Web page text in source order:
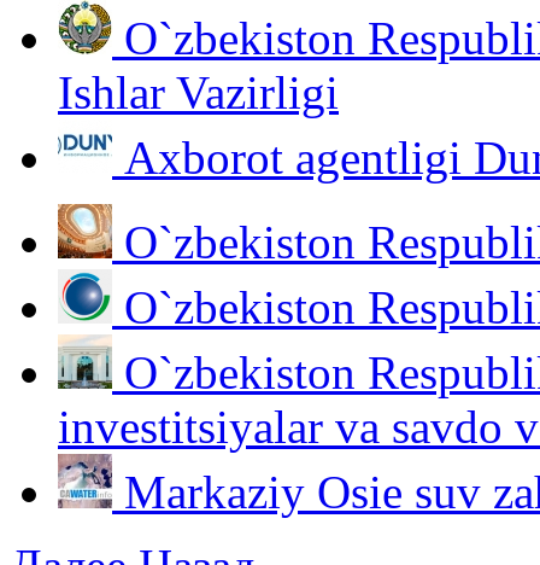
O`zbekiston
Ishlar Vazirligi
Аxborot agentligi
O`zbekiston
O`zbekiston
O`zbekiston
investitsiyalar va savdo
Markaziy Osie suv